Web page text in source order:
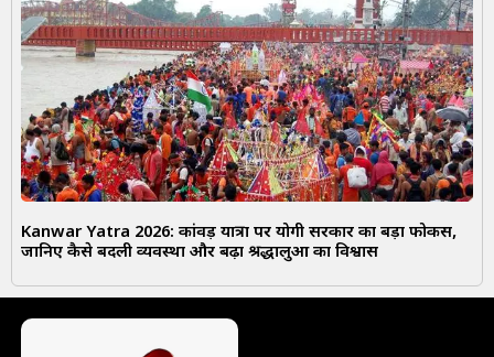
Kanwar Yatra 2026: कांवड़ यात्रा पर योगी सरकार का बड़ा फोकस,
जानिए कैसे बदली व्यवस्था और बढ़ा श्रद्धालुओं का विश्वास